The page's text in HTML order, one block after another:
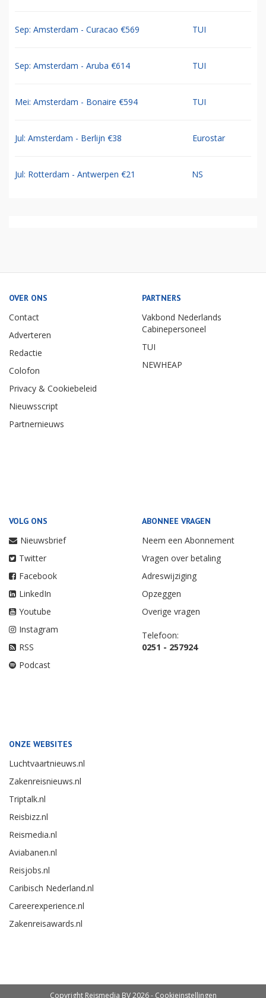
Sep: Amsterdam - Curacao €569 TUI
Sep: Amsterdam - Aruba €614 TUI
Mei: Amsterdam - Bonaire €594 TUI
Jul: Amsterdam - Berlijn €38 Eurostar
Jul: Rotterdam - Antwerpen €21 NS
OVER ONS
Contact
Adverteren
Redactie
Colofon
Privacy & Cookiebeleid
Nieuwsscript
Partnernieuws
PARTNERS
Vakbond Nederlands
Cabinepersoneel
TUI
NEWHEAP
VOLG ONS
Nieuwsbrief
Twitter
Facebook
LinkedIn
Youtube
Instagram
RSS
Podcast
ABONNEE VRAGEN
Neem een Abonnement
Vragen over betaling
Adreswijziging
Opzeggen
Overige vragen
Telefoon:
0251 - 257924
ONZE WEBSITES
Luchtvaartnieuws.nl
Zakenreisnieuws.nl
Triptalk.nl
Reisbizz.nl
Reismedia.nl
Aviabanen.nl
Reisjobs.nl
Caribisch Nederland.nl
Careerexperience.nl
Zakenreisawards.nl
Copyright Reismedia BV 2026 - Cookieinstellingen